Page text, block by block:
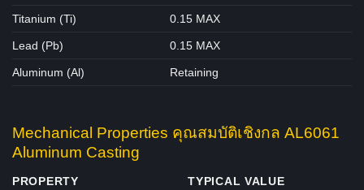
Titanium (Ti) 0.15 MAX
Lead (Pb) 0.15 MAX
Aluminum (Al) Retaining
Mechanical Properties คุณสมบัติเชิงกล AL6061
Aluminum Casting
PROPERTY
TYPICAL VALUE